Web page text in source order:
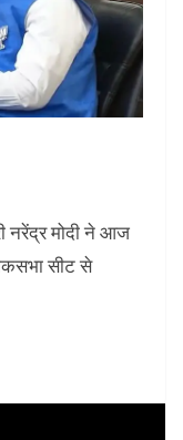
मोदी ने आज
सीट से